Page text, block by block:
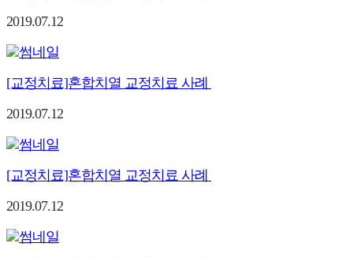
2019.07.12
[교정치료]혼합치열 교정치료 사례
2019.07.12
[교정치료]혼합치열 교정치료 사례
2019.07.12